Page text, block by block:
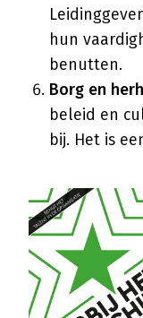
hun
benutten.
Borg en
beleid en
bij. Het is